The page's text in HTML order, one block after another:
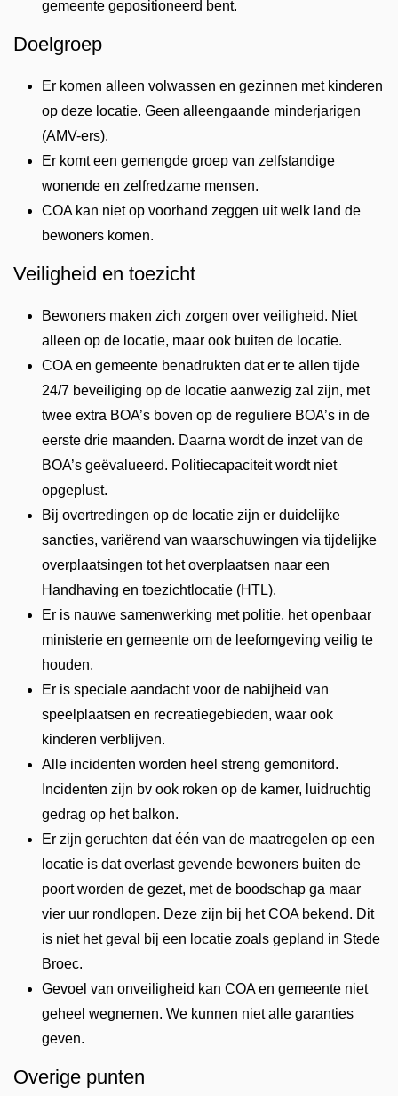
gemeente gepositioneerd bent.
Doelgroep
Er komen alleen volwassen en gezinnen met kinderen
op deze locatie. Geen alleengaande minderjarigen
(AMV-ers).
Er komt een gemengde groep van zelfstandige
wonende en zelfredzame mensen.
COA kan niet op voorhand zeggen uit welk land de
bewoners komen.
Veiligheid en toezicht
Bewoners maken zich zorgen over veiligheid. Niet
alleen op de locatie, maar ook buiten de locatie.
COA en gemeente benadrukten dat er te allen tijde
24/7 beveiliging op de locatie aanwezig zal zijn, met
twee extra BOA’s boven op de reguliere BOA’s in de
eerste drie maanden. Daarna wordt de inzet van de
BOA’s geëvalueerd. Politiecapaciteit wordt niet
opgeplust.
Bij overtredingen op de locatie zijn er duidelijke
sancties, variërend van waarschuwingen via tijdelijke
overplaatsingen tot het overplaatsen naar een
Handhaving en toezichtlocatie (HTL).
Er is nauwe samenwerking met politie, het openbaar
ministerie en gemeente om de leefomgeving veilig te
houden.
Er is speciale aandacht voor de nabijheid van
speelplaatsen en recreatiegebieden, waar ook
kinderen verblijven.
Alle incidenten worden heel streng gemonitord.
Incidenten zijn bv ook roken op de kamer, luidruchtig
gedrag op het balkon.
Er zijn geruchten dat één van de maatregelen op een
locatie is dat overlast gevende bewoners buiten de
poort worden de gezet, met de boodschap ga maar
vier uur rondlopen. Deze zijn bij het COA bekend. Dit
is niet het geval bij een locatie zoals gepland in Stede
Broec.
Gevoel van onveiligheid kan COA en gemeente niet
geheel wegnemen. We kunnen niet alle garanties
geven.
Overige punten